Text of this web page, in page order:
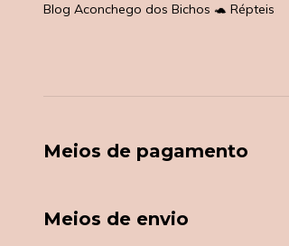
Blog Aconchego dos Bichos 🐢 Répteis
Meios de pagamento
Meios de envio